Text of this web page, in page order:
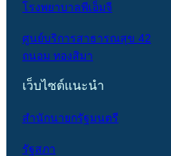
โรงพยาบาลพีเอ็มจี
ศูนย์บริการสาธารณสุข 42
ถนอม ทองสิมา
เว็บไซต์แนะนำ
สำนักนายกรัฐมนตรี
รัฐสภา